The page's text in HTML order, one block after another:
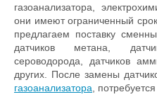
газоанализатора,
они имеют ограниченный
предлагаем поставку
датчиков метана,
сероводорода, датчиков
других. После замены
газоанализатора ,